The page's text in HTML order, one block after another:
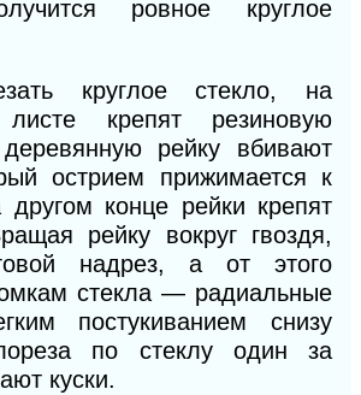
ровное круглое
круглое стекло, на
листе крепят резиновую
рейку вбивают
острием прижимается к
другом конце рейки крепят
рейку вокруг гвоздя,
надрез, а от этого
стекла — радиальные
постукиванием снизу
по стеклу один за
куски.